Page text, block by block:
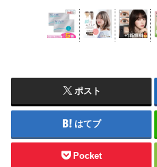
ポスト
はてブ
Pocket